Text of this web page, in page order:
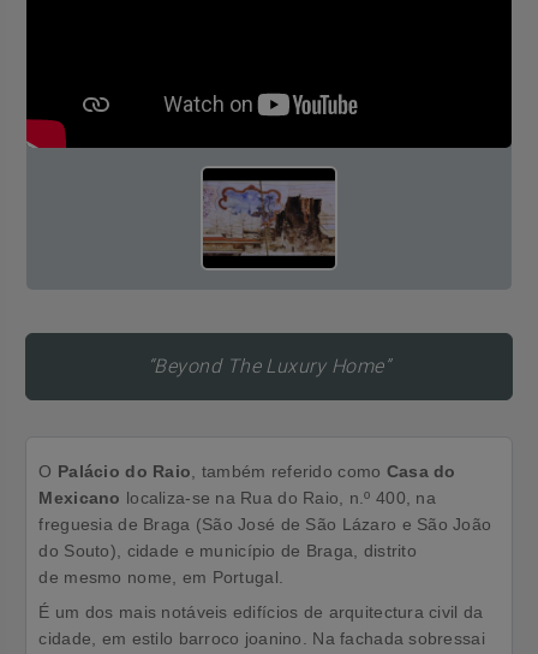
“Beyond The Luxury Home”
O Palácio do Raio , também referido como Casa do
Mexicano localiza-se na Rua do Raio, n.º 400, na
freguesia de Braga (São José de São Lázaro e São João
do Souto) , cidade e município de Braga , distrito
de mesmo nome , em Portugal
É um dos mais notáveis edifícios de arquitectura civil da
cidade, em estilo barroco joanino. Na fachada sobressai